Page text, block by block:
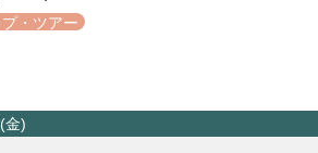
・ツアー
金)